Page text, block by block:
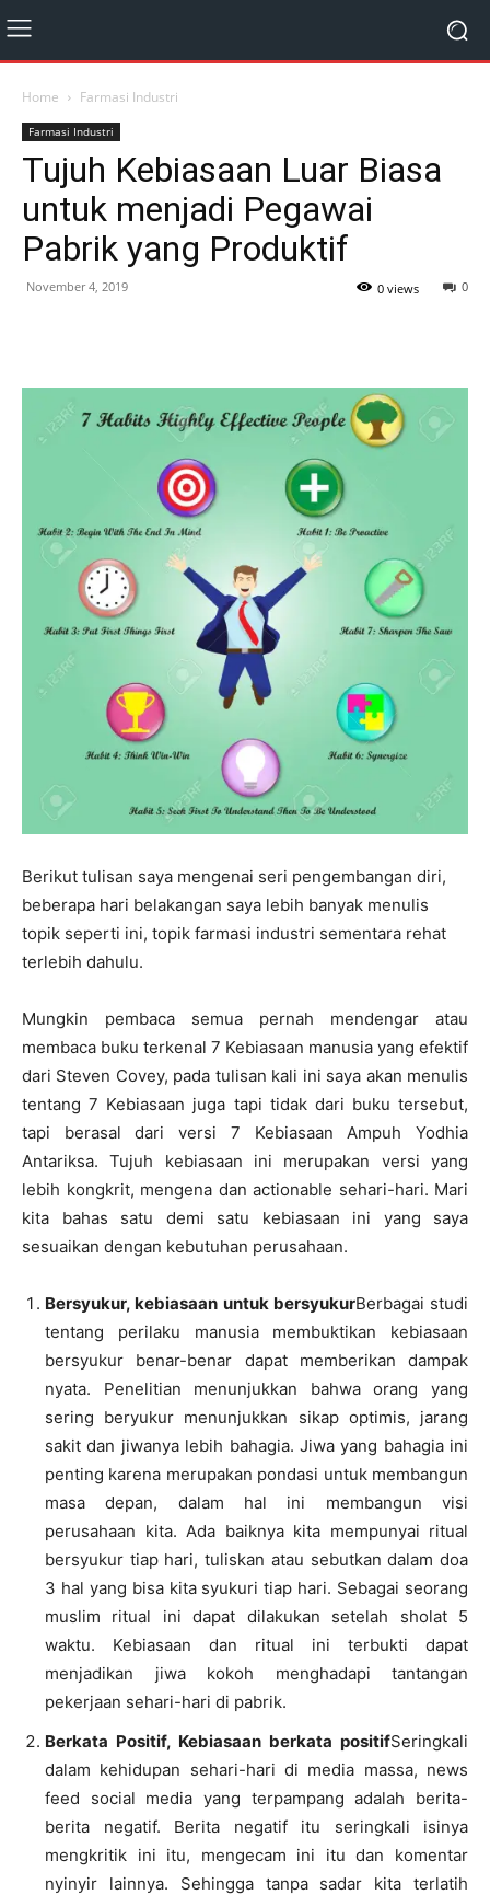
Home Farmasi Industri
Farmasi Industri
Tujuh Kebiasaan Luar Biasa
untuk menjadi Pegawai
Pabrik yang Produktif
November 4, 2019 0
0 views
Berikut tulisan saya mengenai seri pengembangan diri,
beberapa hari belakangan saya lebih banyak menulis
topik seperti ini, topik farmasi industri sementara rehat
terlebih dahulu.
Mungkin pembaca semua pernah mendengar atau
membaca buku terkenal 7 Kebiasaan manusia yang efektif
dari Steven Covey, pada tulisan kali ini saya akan menulis
tentang 7 Kebiasaan juga tapi tidak dari buku tersebut,
tapi berasal dari versi 7 Kebiasaan Ampuh Yodhia
Antariksa. Tujuh kebiasaan ini merupakan versi yang
lebih kongkrit, mengena dan actionable sehari-hari. Mari
kita bahas satu demi satu kebiasaan ini yang saya
sesuaikan dengan kebutuhan perusahaan.
Bersyukur, kebiasaan untuk bersyukurBerbagai studi
tentang perilaku manusia membuktikan kebiasaan
bersyukur benar-benar dapat memberikan dampak
nyata. Penelitian menunjukkan bahwa orang yang
sering beryukur menunjukkan sikap optimis, jarang
sakit dan jiwanya lebih bahagia. Jiwa yang bahagia ini
penting karena merupakan pondasi untuk membangun
masa depan, dalam hal ini membangun visi
perusahaan kita. Ada baiknya kita mempunyai ritual
bersyukur tiap hari, tuliskan atau sebutkan dalam doa
3 hal yang bisa kita syukuri tiap hari. Sebagai seorang
muslim ritual ini dapat dilakukan setelah sholat 5
waktu. Kebiasaan dan ritual ini terbukti dapat
menjadikan jiwa kokoh menghadapi tantangan
pekerjaan sehari-hari di pabrik.
Berkata Positif, Kebiasaan berkata positifSeringkali
dalam kehidupan sehari-hari di media massa, news
feed social media yang terpampang adalah berita-
berita negatif. Berita negatif itu seringkali isinya
mengkritik ini itu, mengecam ini itu dan komentar
nyinyir lainnya. Sehingga tanpa sadar kita terlatih